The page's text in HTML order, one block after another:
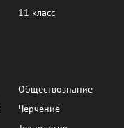
11 класс
Обществознание
Черчение